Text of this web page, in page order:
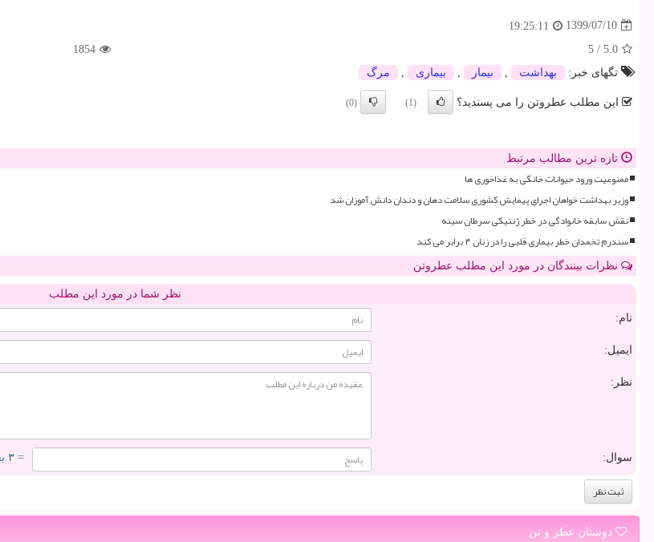
1399/07/10
19:25:11
5.0
/
5
1854
تگهای خبر:
بهداشت , بیمار , بیماری , مرگ
این مطلب عطروتن را می پسندید؟ (1)
(0)
تازه ترین مطالب مرتبط
ممنوعیت ورود حیوانات خانگی به غذاخوری ها
وزیر بهداشت خواهان اجرای پیمایش کشوری سلامت دهان و دندان دانش آموزان شد
نقش سابقه خانوادگی در خطر ژنتیکی سرطان سینه
سندرم تخمدان خطر بیماری قلبی را در زنان ۴ برابر می کند
نظرات بینندگان در مورد این مطلب عطروتن
نظر شما در مورد این مطلب
نام:
ایمیل:
نظر:
سوال: = ۳ بعلاوه ۳
دوستان عطر و تن